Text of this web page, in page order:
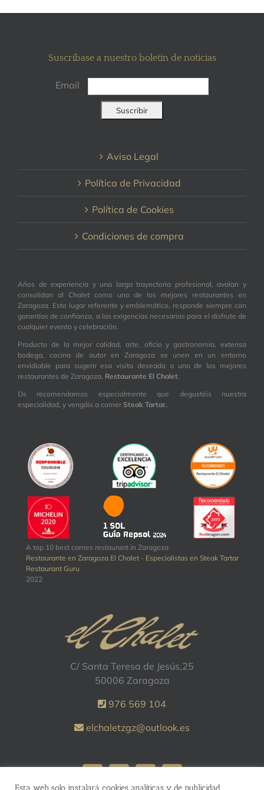
Suscríbase a nuestro boletín de noticias
Email
Aviso Legal
Política de Privacidad
Política de Cookies
Condiciones de compra
Años de experiencia y una larga trayectoria profesional, avalan y
consolidan al Chalet como uno de los mejores restaurantes en
Zaragoza. Este lugar referente y emblemático, responde siempre con
garantías de confianza, a las exigencias necesarias para el disfrute de
cualquier evento y celebración.
Producto de la mejor calidad, arte, oficio y gastronomía, extensa
bodega, cocina de autor en Zaragoza se unen en un entorno
envidiable para sugerir esa visita deseada a uno de los mejores
restaurantes de Zaragoza, Restaurante El Chalet
Os recomendamos especialmente que degustéis nuestra
especialidad, y vengáis a comer Steak Tartar.
A top 10 best carnes restaurant in Zaragoza
Restaurante en Zaragoza El Chalet - Especialistas en Steak Tartar
Restaurant Guru
2022
C/ Santa Teresa de Jesús,25
50006 Zaragoza
976 569 104
elchaletzgz@outlook.es
Esta web solo instalará cookies analíticas y de publicidad